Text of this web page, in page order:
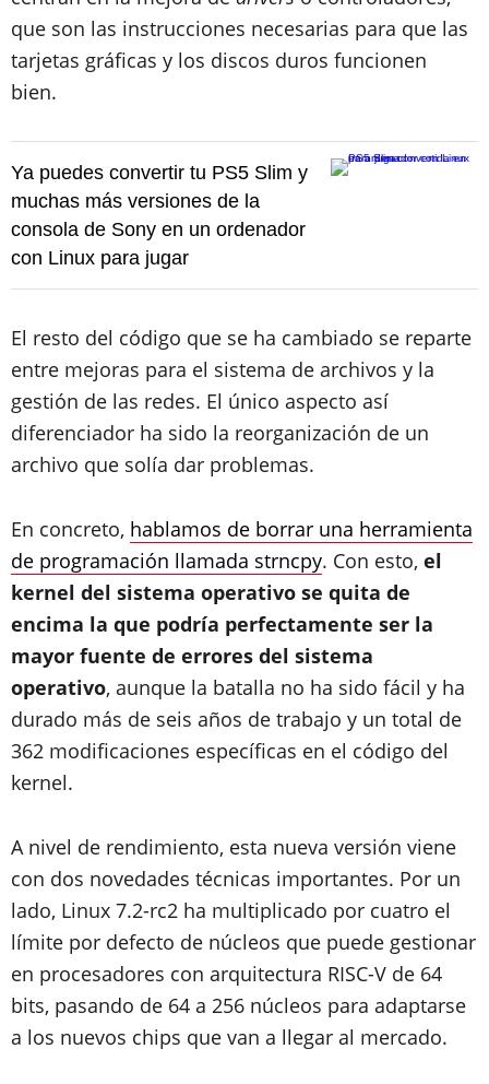
que son las instrucciones necesarias para que las
tarjetas gráficas y los discos duros funcionen
bien.
Ya puedes convertir tu PS5 Slim y
muchas más versiones de la
consola de Sony en un ordenador
con Linux para jugar
El resto del código que se ha cambiado se reparte
entre mejoras para el sistema de archivos y la
gestión de las redes. El único aspecto así
diferenciador ha sido la reorganización de un
archivo que solía dar problemas.
En concreto, hablamos de borrar una herramienta
de programación llamada strncpy. Con esto, el
kernel del sistema operativo se quita de
encima la que podría perfectamente ser la
mayor fuente de errores del sistema
operativo, aunque la batalla no ha sido fácil y ha
durado más de seis años de trabajo y un total de
362 modificaciones específicas en el código del
kernel.
A nivel de rendimiento, esta nueva versión viene
con dos novedades técnicas importantes. Por un
lado, Linux 7.2-rc2 ha multiplicado por cuatro el
límite por defecto de núcleos que puede gestionar
en procesadores con arquitectura RISC-V de 64
bits, pasando de 64 a 256 núcleos para adaptarse
a los nuevos chips que van a llegar al mercado.